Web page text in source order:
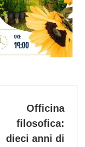
Officina
filosofica:
dieci anni di